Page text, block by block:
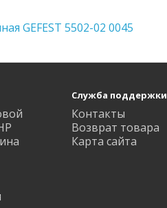
GEFEST 5502-02 0045
Служба поддержки
Контакты
Возврат товара
Карта сайта